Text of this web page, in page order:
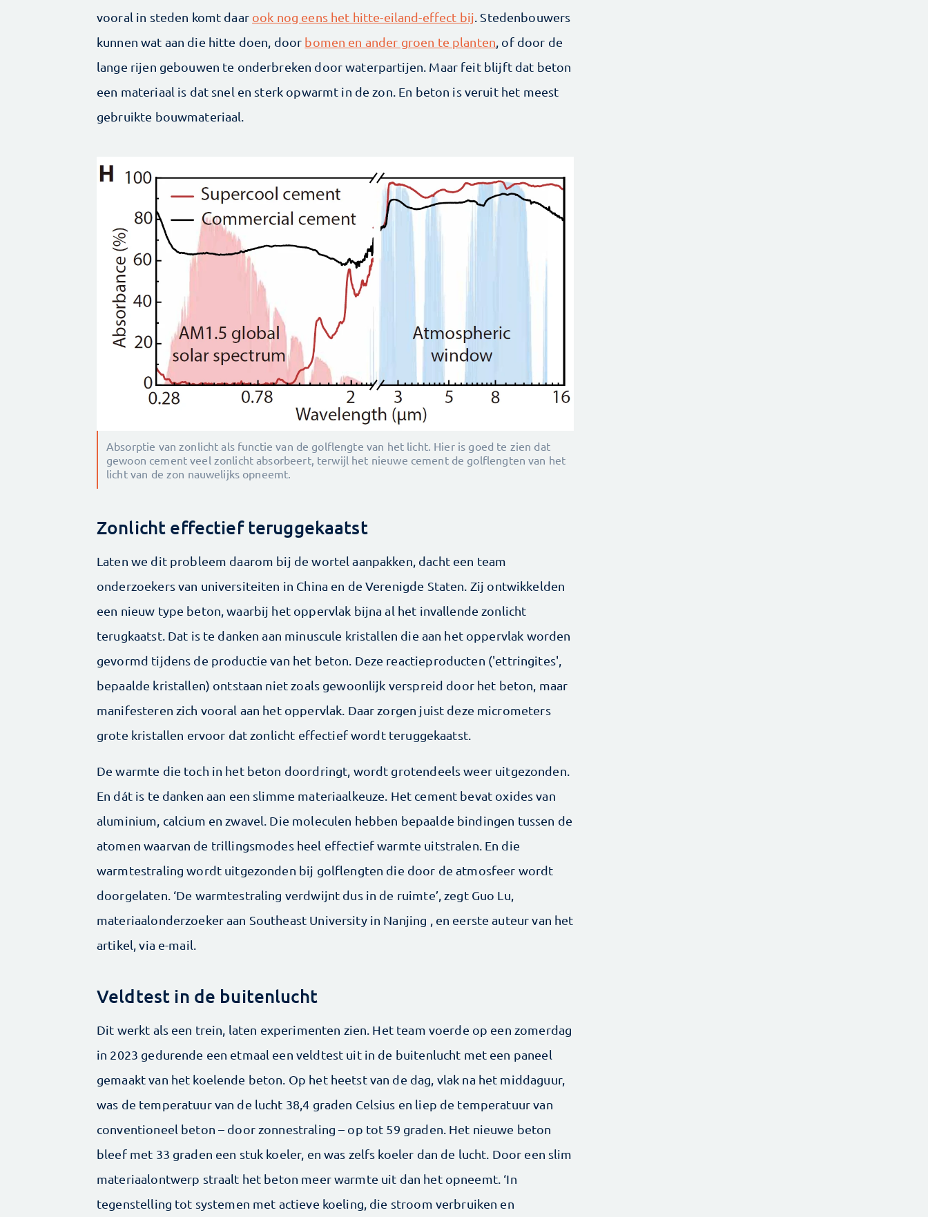
vooral in steden komt daar ook nog eens het hitte-eiland-effect bij . Stedenbouwers
kunnen wat aan die hitte doen, door bomen en ander groen te planten , of door de
lange rijen gebouwen te onderbreken door waterpartijen. Maar feit blijft dat beton
een materiaal is dat snel en sterk opwarmt in de zon. En beton is veruit het meest
gebruikte bouwmateriaal.
Absorptie van zonlicht als functie van de golflengte van het licht. Hier is goed te zien dat
gewoon cement veel zonlicht absorbeert, terwijl het nieuwe cement de golflengten van het
licht van de zon nauwelijks opneemt.
Zonlicht effectief teruggekaatst
Laten we dit probleem daarom bij de wortel aanpakken, dacht een team
onderzoekers van universiteiten in China en de Verenigde Staten. Zij ontwikkelden
een nieuw type beton, waarbij het oppervlak bijna al het invallende zonlicht
terugkaatst. Dat is te danken aan minuscule kristallen die aan het oppervlak worden
gevormd tijdens de productie van het beton. Deze reactieproducten ('ettringites',
bepaalde kristallen) ontstaan niet zoals gewoonlijk verspreid door het beton, maar
manifesteren zich vooral aan het oppervlak. Daar zorgen juist deze micrometers
grote kristallen ervoor dat zonlicht effectief wordt teruggekaatst.
De warmte die toch in het beton doordringt, wordt grotendeels weer uitgezonden.
En dát is te danken aan een slimme materiaalkeuze. Het cement bevat oxides van
aluminium, calcium en zwavel. Die moleculen hebben bepaalde bindingen tussen de
atomen waarvan de trillingsmodes heel effectief warmte uitstralen. En die
warmtestraling wordt uitgezonden bij golflengten die door de atmosfeer wordt
doorgelaten. ‘De warmtestraling verdwijnt dus in de ruimte’, zegt Guo Lu,
materiaalonderzoeker aan Southeast University in Nanjing , en eerste auteur van het
artikel, via e-mail.
Veldtest in de buitenlucht
Dit werkt als een trein, laten experimenten zien. Het team voerde op een zomerdag
in 2023 gedurende een etmaal een veldtest uit in de buitenlucht met een paneel
gemaakt van het koelende beton. Op het heetst van de dag, vlak na het middaguur,
was de temperatuur van de lucht 38,4 graden Celsius en liep de temperatuur van
conventioneel beton – door zonnestraling – op tot 59 graden. Het nieuwe beton
bleef met 33 graden een stuk koeler, en was zelfs koeler dan de lucht. Door een slim
materiaalontwerp straalt het beton meer warmte uit dan het opneemt. ‘In
tegenstelling tot systemen met actieve koeling, die stroom verbruiken en